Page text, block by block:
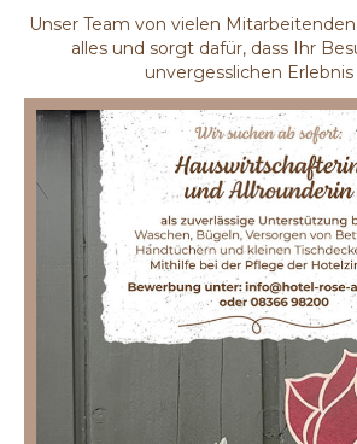
Unser Team von vielen
alles und sorgt dafür, dass Ihr
unvergesslichen Erlebnis